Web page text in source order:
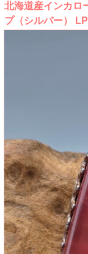
北海道産インカロ
プ（シルバー）